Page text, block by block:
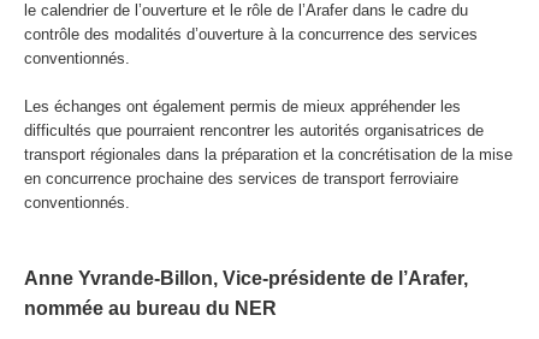
le calendrier de l’ouverture et le rôle de l’Arafer dans le cadre du
contrôle des modalités d’ouverture à la concurrence des services
conventionnés.
Les échanges ont également permis de mieux appréhender les
difficultés que pourraient rencontrer les autorités organisatrices de
transport régionales dans la préparation et la concrétisation de la mise
en concurrence prochaine des services de transport ferroviaire
conventionnés.
Anne Yvrande-Billon, Vice-présidente de l’Arafer,
nommée au bureau du NER